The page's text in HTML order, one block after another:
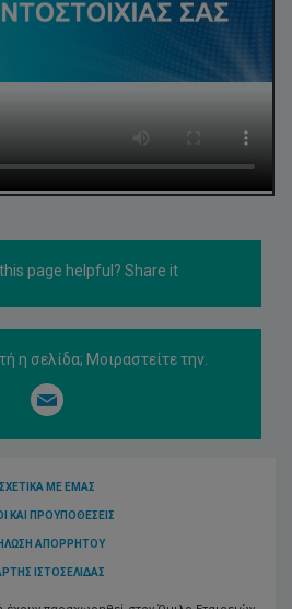
page helpful? Share it
η σελίδα; Μοιραστείτε την.
ΣΧΕΤΙΚΆ ΜΕ ΕΜΆΣ
ΚΑΙ ΠΡΟΫΠΟΘΈΣΕΙΣ
ΑΠΟΡΡΉΤΟΥ
ΙΣΤΟΣΕΛΊΔΑΣ